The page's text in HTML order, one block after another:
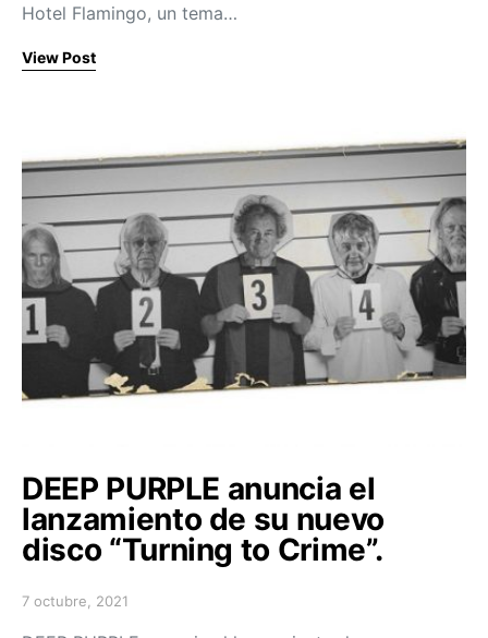
Hotel Flamingo, un tema…
View Post
DEEP PURPLE anuncia el
lanzamiento de su nuevo
disco “Turning to Crime”.
Posted on
7 octubre, 2021